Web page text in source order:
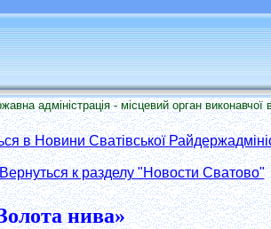
- місцевий орган виконавчої влади
в Новини Сватівської
к разделу "Новости Сватово"
нива»